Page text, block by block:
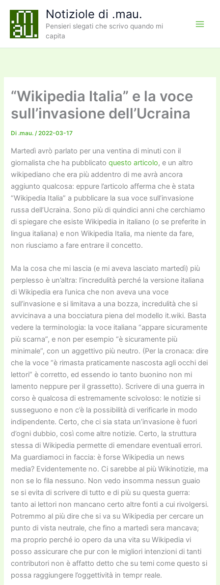
contenuto
Notiziole di .mau.
Pensieri slegati che scrivo quando mi
capita
“Wikipedia Italia” e la voce
sull’invasione dell’Ucraina
Di .mau./2022-03-17
Martedì avrò parlato per una ventina di minuti con il
giornalista che ha pubblicatoquesto articolo, e un altro
wikipediano che era più addentro di me avrà ancora
aggiunto qualcosa: eppure l’articolo afferma che è stata
“Wikipedia Italia” a pubblicare la sua voce sull’invasione
russa dell’Ucraina. Sono più di quindici anni che cerchiamo
di spiegare che esiste Wikipedia in italiano (o se preferite in
lingua italiana) e non Wikipedia Italia, ma niente da fare,
non riusciamo a fare entrare il concetto.
Ma la cosa che mi lascia (e mi aveva lasciato martedì) più
perplesso è un’altra: l’incredulità perché la versione italiana
di Wikipedia era l’unica che non aveva una voce
sull’invasione e si limitava a una bozza, incredulità che si
avvicinava a una bocciatura piena del modello it.wiki. Basta
vedere la terminologia: la voce italiana “appare sicuramente
più scarna”, e non per esempio “è sicuramente più
minimale”, con un aggettivo più neutro. (Per la cronaca: dire
che la voce “è rimasta praticamente nascosta agli occhi dei
lettori” è corretto, ed essendo io tanto buonino non mi
lamento neppure per il grassetto). Scrivere di una guerra in
corso è qualcosa di estremamente scivoloso: le notizie si
susseguono e non c’è la possibilità di verificarle in modo
indipendente. Certo, che ci sia stata un’invasione è fuori
d’ogni dubbio, così come altre notizie. Certo, la struttura
stessa di Wikipedia permette di emendare eventuali errori.
Ma guardiamoci in faccia: è forse Wikipedia un news
media? Evidentemente no. Ci sarebbe al più Wikinotizie, ma
non se lo fila nessuno. Non vedo insomma nessun guaio
se si evita di scrivere di tutto e di più su questa guerra:
tanto ai lettori non mancano certo altre fonti a cui rivolgersi.
Potremmo al più dire che si va su Wikipedia per cercare un
punto di vista neutrale, che fino a martedì sera mancava;
ma proprio perché io opero da una vita su Wikipedia vi
posso assicurare che pur con le migliori intenzioni di tanti
contributori non è affatto detto che su temi come questo si
possa raggiungere l’oggettività in tempr reale.